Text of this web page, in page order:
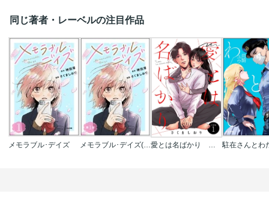
同じ著者・レーベルの注目作品
メモラブル･デイズ メモラブル･デイズ(分冊版) 愛とは名ばかり 分冊版